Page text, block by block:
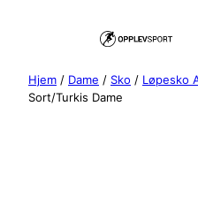
Hjem / Dame / Sko / Løpesko
Sort/Turkis Dame